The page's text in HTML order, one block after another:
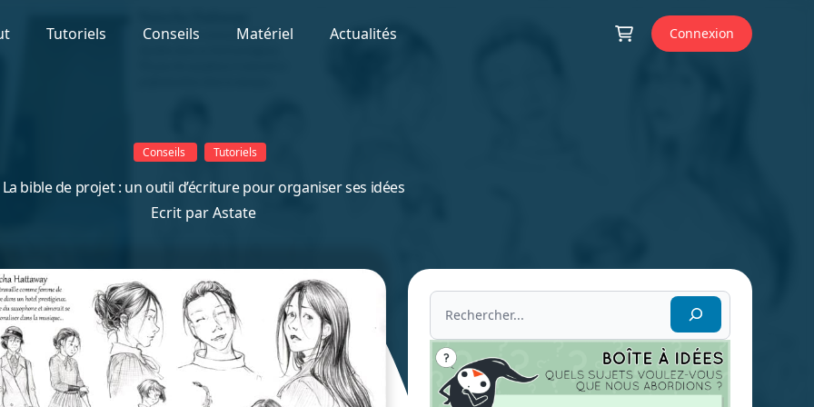
Connexion
Tutoriels Conseils Matériel Actualités
Conseils Tutoriels
La bible de projet : un outil d’écriture pour organiser ses idées
Ecrit parAstate
Rechercher